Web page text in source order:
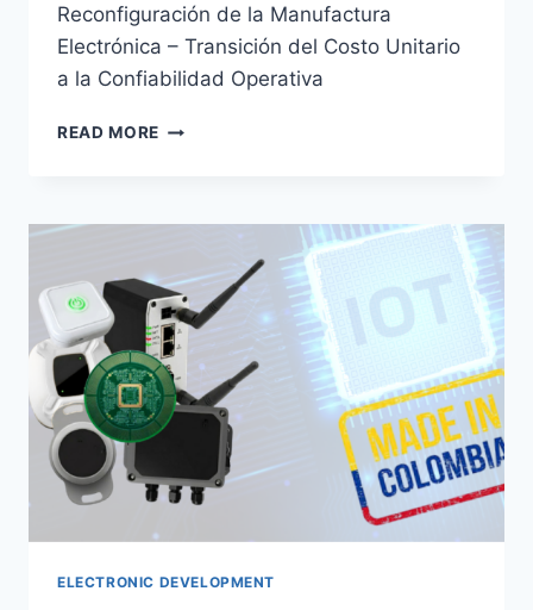
Reconfiguración de la Manufactura
Electrónica – Transición del Costo Unitario
a la Confiabilidad Operativa
READ MORE
ELECTRONIC DEVELOPMENT